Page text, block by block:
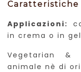
Caratteristiche
Applicazioni:
in crema o in
Vegetarian &
animale nè di